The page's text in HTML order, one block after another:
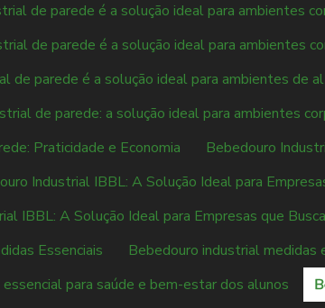
de parede é a solução ideal para ambientes
de parede é a solução ideal para ambientes
de parede é a solução ideal para ambientes de
de parede: a solução ideal para ambientes
Praticidade e Economia
Bebedouro
Industrial IBBL: A Solução Ideal para
IBBL: A Solução Ideal para Empresas que
Essenciais
Bebedouro industrial medidas
para saúde e bem-estar dos alunos